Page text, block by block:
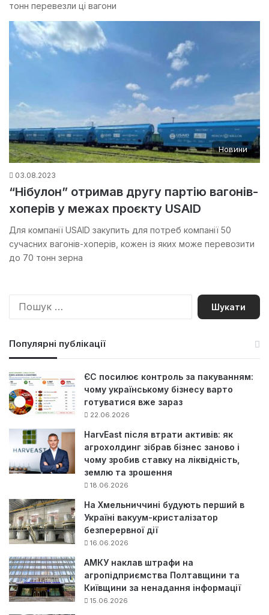
тонн перевезли ці вагони
Новини
03.08.2023
“Нібулон” отримав другу партію вагонів-
хоперів у межах проєкту USAID
Для компанії USAID закупить для потреб компанії 50
сучасних вагонів-хоперів, кожен із яких може перевозити
до 70 тонн зерна
П
Популярні публікації
ЄС посилює контроль за пакуванням:
чому українському бізнесу варто
готуватися вже зараз
22.06.2026
HarvEast після втрати активів: як
агрохолдинг зібрав бізнес заново і
чому зробив ставку на ліквідність,
землю та зрошення
18.06.2026
На Хмельниччині будують перший в
Україні вакуум-кристалізатор
безперервної дії
16.06.2026
АМКУ наклав штрафи на
агропідприємства Полтавщини та
Київщини за ненадання інформації
15.06.2026